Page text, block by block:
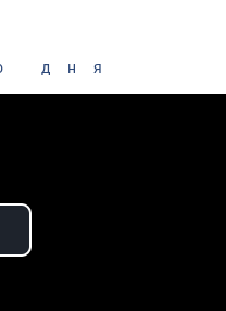
дня
Video